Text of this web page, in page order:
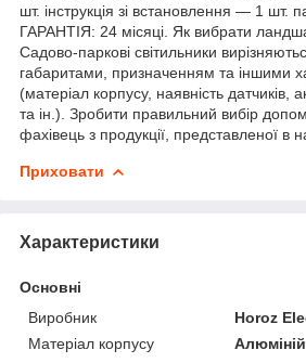
шт. інструкція зі встановлення — 1 шт.
ГАРАНТІЯ: 24 місяці. Як вибрати
Садово-паркові світильники
габаритами, призначенням та іншими
(матеріал корпусу, наявність датчиків,
та ін.). Зробити правильний вибір
фахівець з продукції, представленої в
Приховати
Характеристики
Основні
Виробник
Horoz
Матеріал корпусу
Алюміній